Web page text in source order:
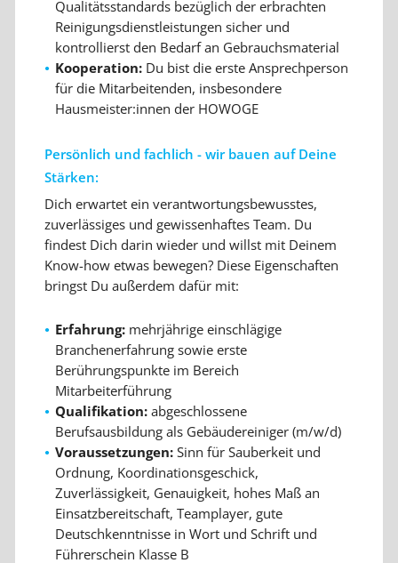
Qualitätsstandards bezüglich der erbrachten
Reinigungsdienstleistungen sicher und
kontrollierst den Bedarf an Gebrauchsmaterial
Kooperation: Du bist die erste Ansprechperson
für die Mitarbeitenden, insbesondere
Hausmeister:innen der HOWOGE
Persönlich und fachlich - wir bauen auf Deine
Stärken:
Dich erwartet ein verantwortungsbewusstes,
zuverlässiges und gewissenhaftes Team. Du
findest Dich darin wieder und willst mit Deinem
Know-how etwas bewegen? Diese Eigenschaften
bringst Du außerdem dafür mit:
Erfahrung: mehrjährige einschlägige
Branchenerfahrung sowie erste
Berührungspunkte im Bereich
Mitarbeiterführung
Qualifikation: abgeschlossene
Berufsausbildung als Gebäudereiniger (m/w/d)
Voraussetzungen: Sinn für Sauberkeit und
Ordnung, Koordinationsgeschick,
Zuverlässigkeit, Genauigkeit, hohes Maß an
Einsatzbereitschaft, Teamplayer, gute
Deutschkenntnisse in Wort und Schrift und
Führerschein Klasse B